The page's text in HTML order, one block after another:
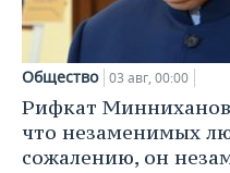
Общество 03 авг, 00:00
Рифкат
что незаменимых
сожалению, он